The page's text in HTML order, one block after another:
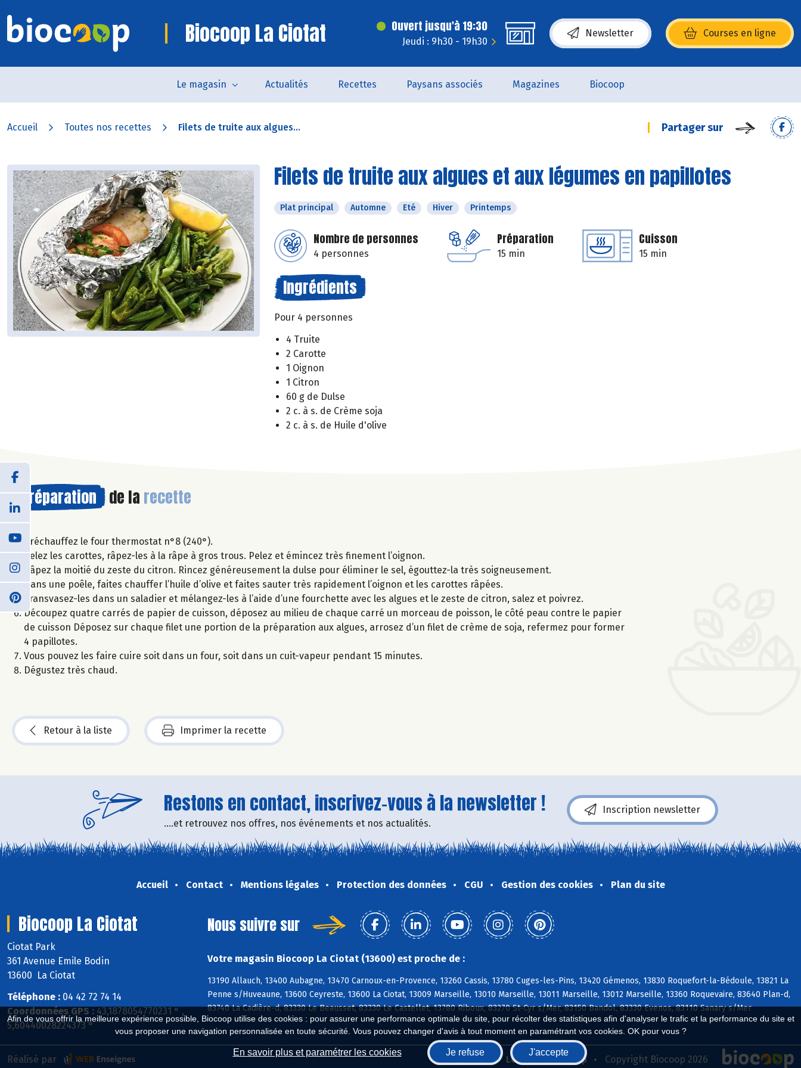
Afin de vous offrir la meilleure expérience possible, Biocoop utilise des cookies : pour assurer une performance optimale du site, pour récolter des statistiques afin d'analyser le trafic et la performance du site et
vous proposer une navigation personnalisée en toute sécurité. Vous pouvez changer d'avis à tout moment en paramétrant vos cookies. OK pour vous ?
En savoir plus et paramétrer les cookies Je refuse J'accepte
Biocoop La Ciotat Ouvert jusqu'à 19:30
Jeudi : 9h30 - 19h30
Newsletter Courses en ligne
(s’ouvre dans une nouvelle fenêtre)
Le magasin Actualités Recettes Paysans associés Magazines Biocoop
Accueil Toutes nos recettes Filets de truite aux algues... Partager sur
Filets de truite aux algues et aux légumes en papillotes
Plat principal Automne Eté Hiver Printemps
Nombre de personnes
4 personnes
Préparation
15 min
Cuisson
15 min
Ingrédients
Pour 4 personnes
4 Truite
2 Carotte
1 Oignon
1 Citron
60 g de Dulse
2 c. à s. de Crème soja
2 c. à s. de Huile d'olive
Préparation de la recette
Préchauffez le four thermostat n°8 (240°).
Pelez les carottes, râpez-les à la râpe à gros trous. Pelez et émincez très finement l’oignon.
Râpez la moitié du zeste du citron. Rincez généreusement la dulse pour éliminer le sel, égouttez-la très soigneusement.
Dans une poêle, faites chauffer l’huile d’olive et faites sauter très rapidement l’oignon et les carottes râpées.
Transvasez-les dans un saladier et mélangez-les à l’aide d’une fourchette avec les algues et le zeste de citron, salez et poivrez.
Découpez quatre carrés de papier de cuisson, déposez au milieu de chaque carré un morceau de poisson, le côté peau contre le papier
de cuisson Déposez sur chaque filet une portion de la préparation aux algues, arrosez d’un filet de crème de soja, refermez pour former
4 papillotes.
Vous pouvez les faire cuire soit dans un four, soit dans un cuit-vapeur pendant 15 minutes.
Dégustez très chaud.
Retour à la liste Imprimer la recette
Restons en contact, inscrivez-vous à la newsletter !
....et retrouvez nos offres, nos événements et nos actualités.
Inscription newsletter
Accueil Contact Mentions légales Protection des données CGU Gestion des cookies Plan du site
Biocoop La Ciotat
Ciotat Park
361 Avenue Emile Bodin
13600 La Ciotat
Téléphone : 04 42 72 74 14
Coordonnées GPS : 43,1878054770231 ° ,
5,60440028224373 °
Nous suivre sur
Votre magasin Biocoop La Ciotat (13600) est proche de :
13190 Allauch, 13400 Aubagne, 13470 Carnoux-en-Provence, 13260 Cassis, 13780 Cuges-les-Pins, 13420 Gémenos, 13830 Roquefort-la-Bédoule, 13821 La
Penne s/Huveaune, 13600 Ceyreste, 13600 La Ciotat, 13009 Marseille, 13010 Marseille, 13011 Marseille, 13012 Marseille, 13360 Roquevaire, 83640 Plan-d,
83740 La Cadière-d, 83330 Le Beausset, 83330 Le Castellet, 13780 Riboux, 83270 St-Cyr s/Mer, 83150 Bandol, 83330 Evenos, 83110 Sanary s/Mer
Biocoop.fr Le réseau Biocoop Copyright Biocoop 2026
Réalisé par